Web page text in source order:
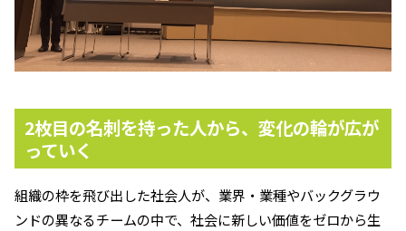
2枚目の名刺を持った人から、変化の輪が広が
っていく
組織の枠を飛び出した社会人が、業界・業種やバックグラウ
ンドの異なるチームの中で、社会に新しい価値をゼロから生